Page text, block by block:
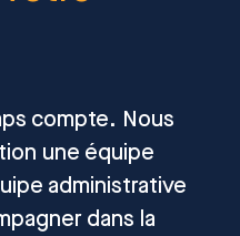
compte. Nous
une équipe
administrative
dans la